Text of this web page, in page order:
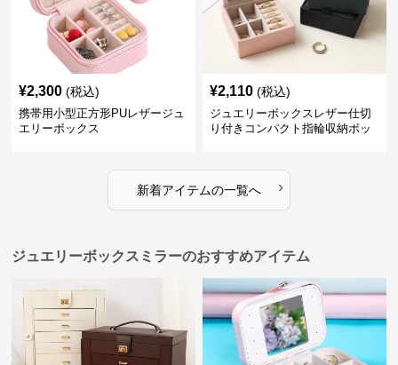
¥2,300 (税込)
携帯用小型正方形PUレザージュ
エリーボックス
¥2,110 (税込)
ジュエリーボックスレザー仕切
り付きコンパクト指輪収納ボッ
新着アイテムの一覧へ ›
ジュエリーボックスミラーのおすすめアイテム